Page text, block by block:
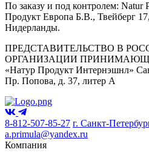
По заказу и под контролем: Natur
Продукт Европа Б.В., Твейберг
Нидерланды.
ПРЕДСТАВИТЕЛЬСТВО В
ОРГАНИЗАЦИИ
«Натур Продукт Интернэшнл»
Пр. Попова, д. 37, литер А
8-812-507-85-27 г. Санкт-
a.primula@yandex.ru
Компания